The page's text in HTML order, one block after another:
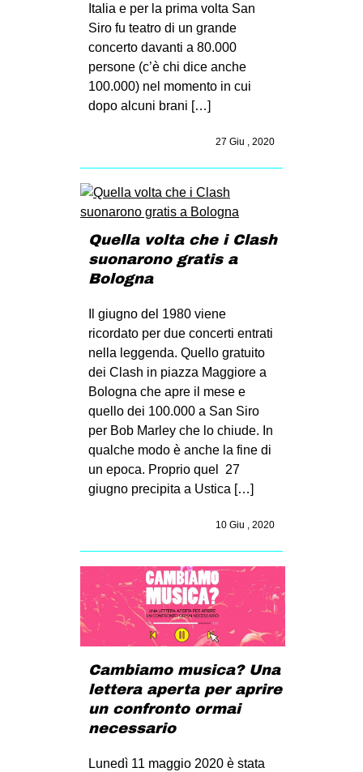
Italia e per la prima volta San
Siro fu teatro di un grande
concerto davanti a 80.000
persone (c’è chi dice anche
100.000) nel momento in cui
dopo alcuni brani […]
27 Giu , 2020
Quella volta che i Clash
suonarono gratis a
Bologna
Il giugno del 1980 viene
ricordato per due concerti entrati
nella leggenda. Quello gratuito
dei Clash in piazza Maggiore a
Bologna che apre il mese e
quello dei 100.000 a San Siro
per Bob Marley che lo chiude. In
qualche modo è anche la fine di
un epoca. Proprio quel 27
giugno precipita a Ustica […]
10 Giu , 2020
Cambiamo musica? Una
lettera aperta per aprire
un confronto ormai
necessario
Lunedì 11 maggio 2020 è stata